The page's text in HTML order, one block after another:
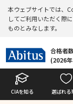
本ウェブサイトでは、
してご利用いただく際に
ものとみなします。
合格者
(2026
CIAを知る 選ばれる